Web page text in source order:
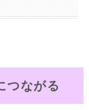
つながる